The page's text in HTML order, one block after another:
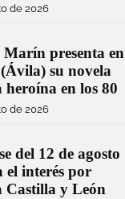
de 2026
presenta en
su novela
heroína en los 80
de 2026
del 12 de agosto
el interés por
Castilla y León